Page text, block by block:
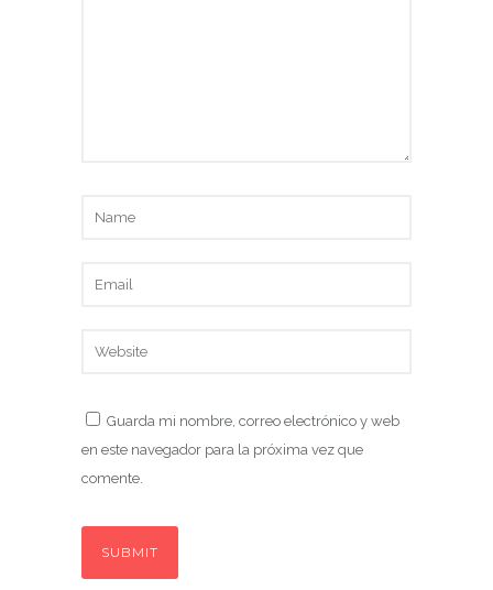
Guarda mi nombre, correo electrónico y web
en este navegador para la próxima vez que
comente.